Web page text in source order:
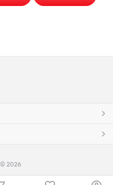
© 2026